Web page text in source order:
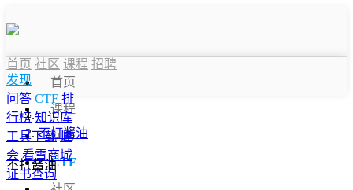
首页
课程
问答
CTF
首页 社区 课程 招聘
发现
问答 CTF 排
行榜 知识库
工具下载 峰
会 看雪商城
证书查询
不打酱油
不打酱油